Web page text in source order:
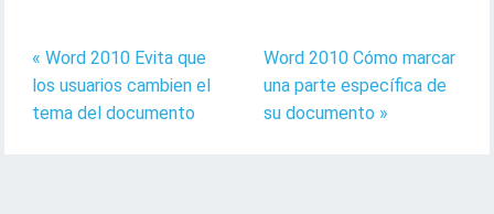
« Word 2010 Evita que
los usuarios cambien el
tema del documento
Word 2010 Cómo marcar
una parte específica de
su documento »